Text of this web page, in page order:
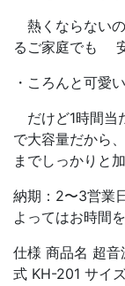
熱くならない
るご家庭でも 安
・ころんと可愛
だけど1時間当
で大容量だから
までしっかりと
納期：2〜3営業
よってはお時間
仕様 商品名 超
式 KH-201 サイ